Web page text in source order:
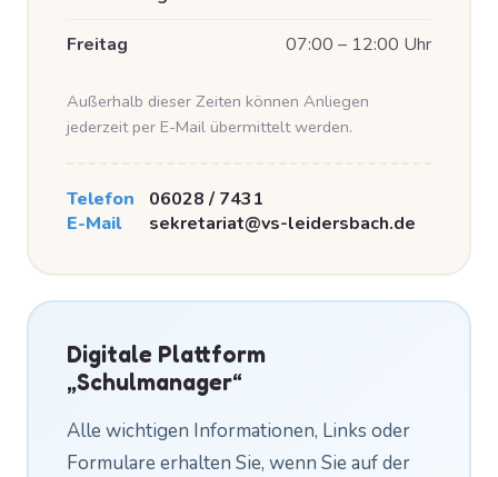
Freitag 07:00 – 12:00 Uhr
Außerhalb dieser Zeiten können Anliegen
jederzeit per E-Mail übermittelt werden.
Telefon
06028 / 7431
E-Mail
sekretariat@vs-leidersbach.de
Digitale Plattform
„Schulmanager“
Alle wichtigen Informationen, Links oder
Formulare erhalten Sie, wenn Sie auf der